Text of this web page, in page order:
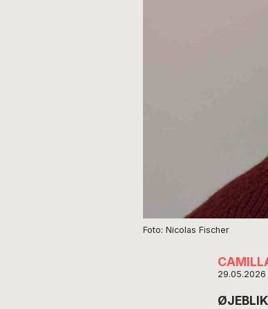
Foto: Nicolas Fischer
29.05.2026